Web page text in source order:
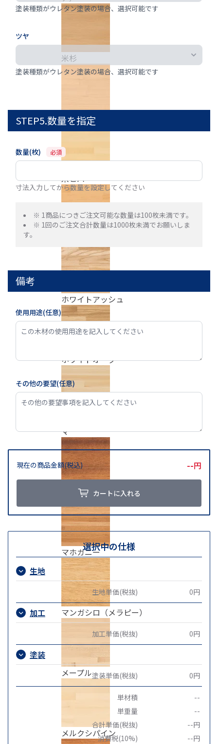
米杉
米栂
米ヒバ
ホワイトアッシュ
ホワイトオーク
マ
マコレ
マホガニー
マンガシロ（メラピー）
メープル
メルクシパイン
塗装種類がウレタン塗装の場合、選択可能です
ツヤ
塗装種類がウレタン塗装の場合、選択可能です
STEP5.数量を指定
数量(枚) 必須
寸法入力してから数量を設定してください
※ 1商品につきご注文可能な数量は100枚未満です。
※ 1回のご注文合計数量は1000枚未満でお願いしま
す。
備考
使用用途(任意)
その他の要望(任意)
現在の商品金額(税込) --円
カートに入れる
選択中の仕様
生地
生地単価(税抜) 0円
加工
加工単価(税抜) 0円
塗装
塗装単価(税抜) 0円
単材積
--
単重量
--
合計単価(税抜)
--円
消費税(10%)
--円